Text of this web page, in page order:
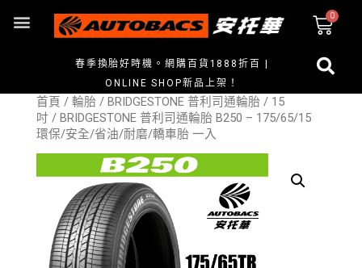
春季換胎好時機。網購百貨1888折百 |
ONLINE SHOP新品上架！
首頁 / 輪胎 / BRIDGESTONE 普利司通輪胎 / 15
吋/ BRIDGESTONE 普利司通輪胎 B250 – 175/65/15
環保/安全/省油/耐磨/轎車胎 一入